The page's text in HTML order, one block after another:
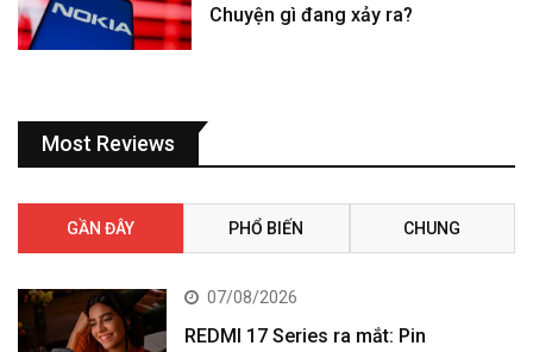
Chuyện gì đang xảy ra?
Most Reviews
GẦN ĐÂY PHỔ BIẾN CHUNG
07/08/2026
REDMI 17 Series ra mắt: Pin